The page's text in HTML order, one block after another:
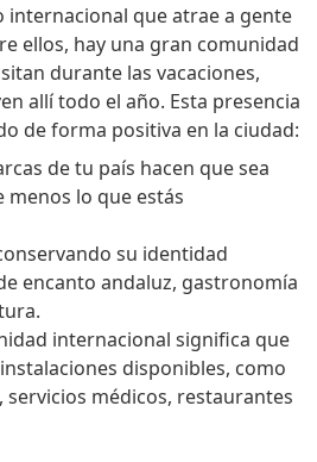
ellos, hay una gran comunidad
durante las vacaciones,
allí todo el año. Esta presencia
de forma positiva en la ciudad:
menos lo que estás
encanto andaluz, gastronomía
disponibles, como
médicos, restaurantes